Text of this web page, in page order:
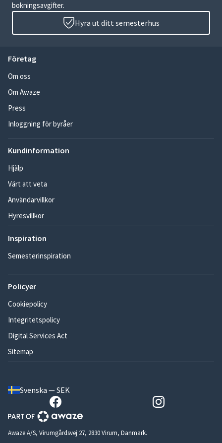
bokningsavgifter.
Hyra ut ditt semesterhus
Företag
Om oss
Om Awaze
Press
Inloggning för byråer
Kundinformation
Hjälp
Värt att veta
Användarvillkor
Hyresvillkor
Inspiration
Semesterinspiration
Policyer
Cookiepolicy
Integritetspolicy
Digital Services Act
Sitemap
Svenska — SEK
Awaze A/S, Virumgårdsvej 27, 2830 Virum, Danmark.